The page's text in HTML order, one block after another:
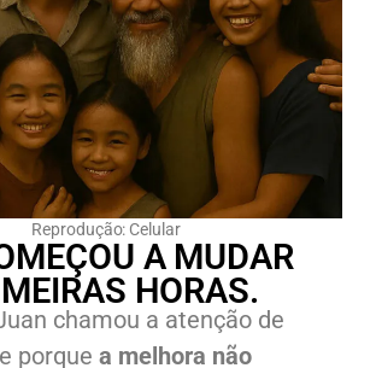
Reprodução: Celular
A MUDAR
HORAS.
chamou a atenção de
porque a melhora não